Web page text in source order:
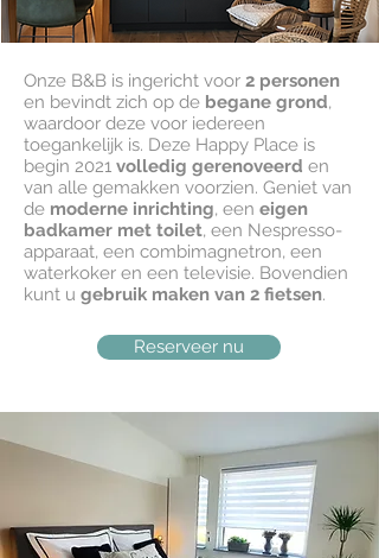
Onze B&B is ingericht voor 2 personen
en bevindt zich op de begane grond,
waardoor deze voor iedereen
toegankelijk is. Deze Happy Place is
begin 2021 volledig gerenoveerd en
van alle gemakken voorzien. Geniet van
de moderne inrichting, een eigen
badkamer met toilet, een Nespresso-
apparaat, een combimagnetron, een
waterkoker en een televisie. Bovendien
kunt u gebruik maken van 2 fietsen.
Reserveer nu